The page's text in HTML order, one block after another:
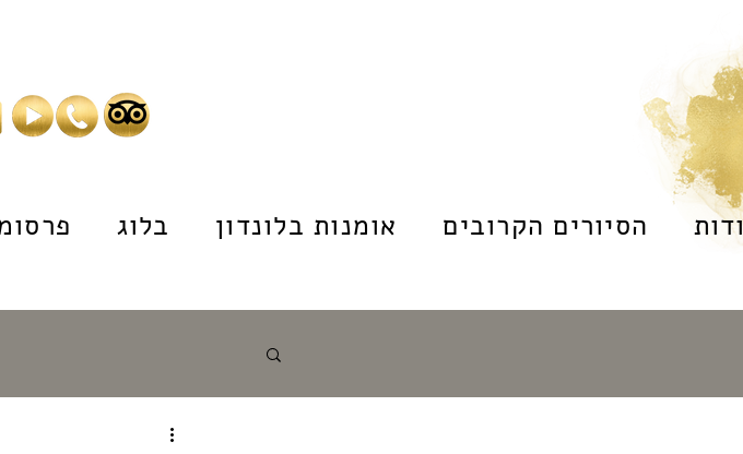
בלוג אומנות בלונדון הסיורים הקרובים